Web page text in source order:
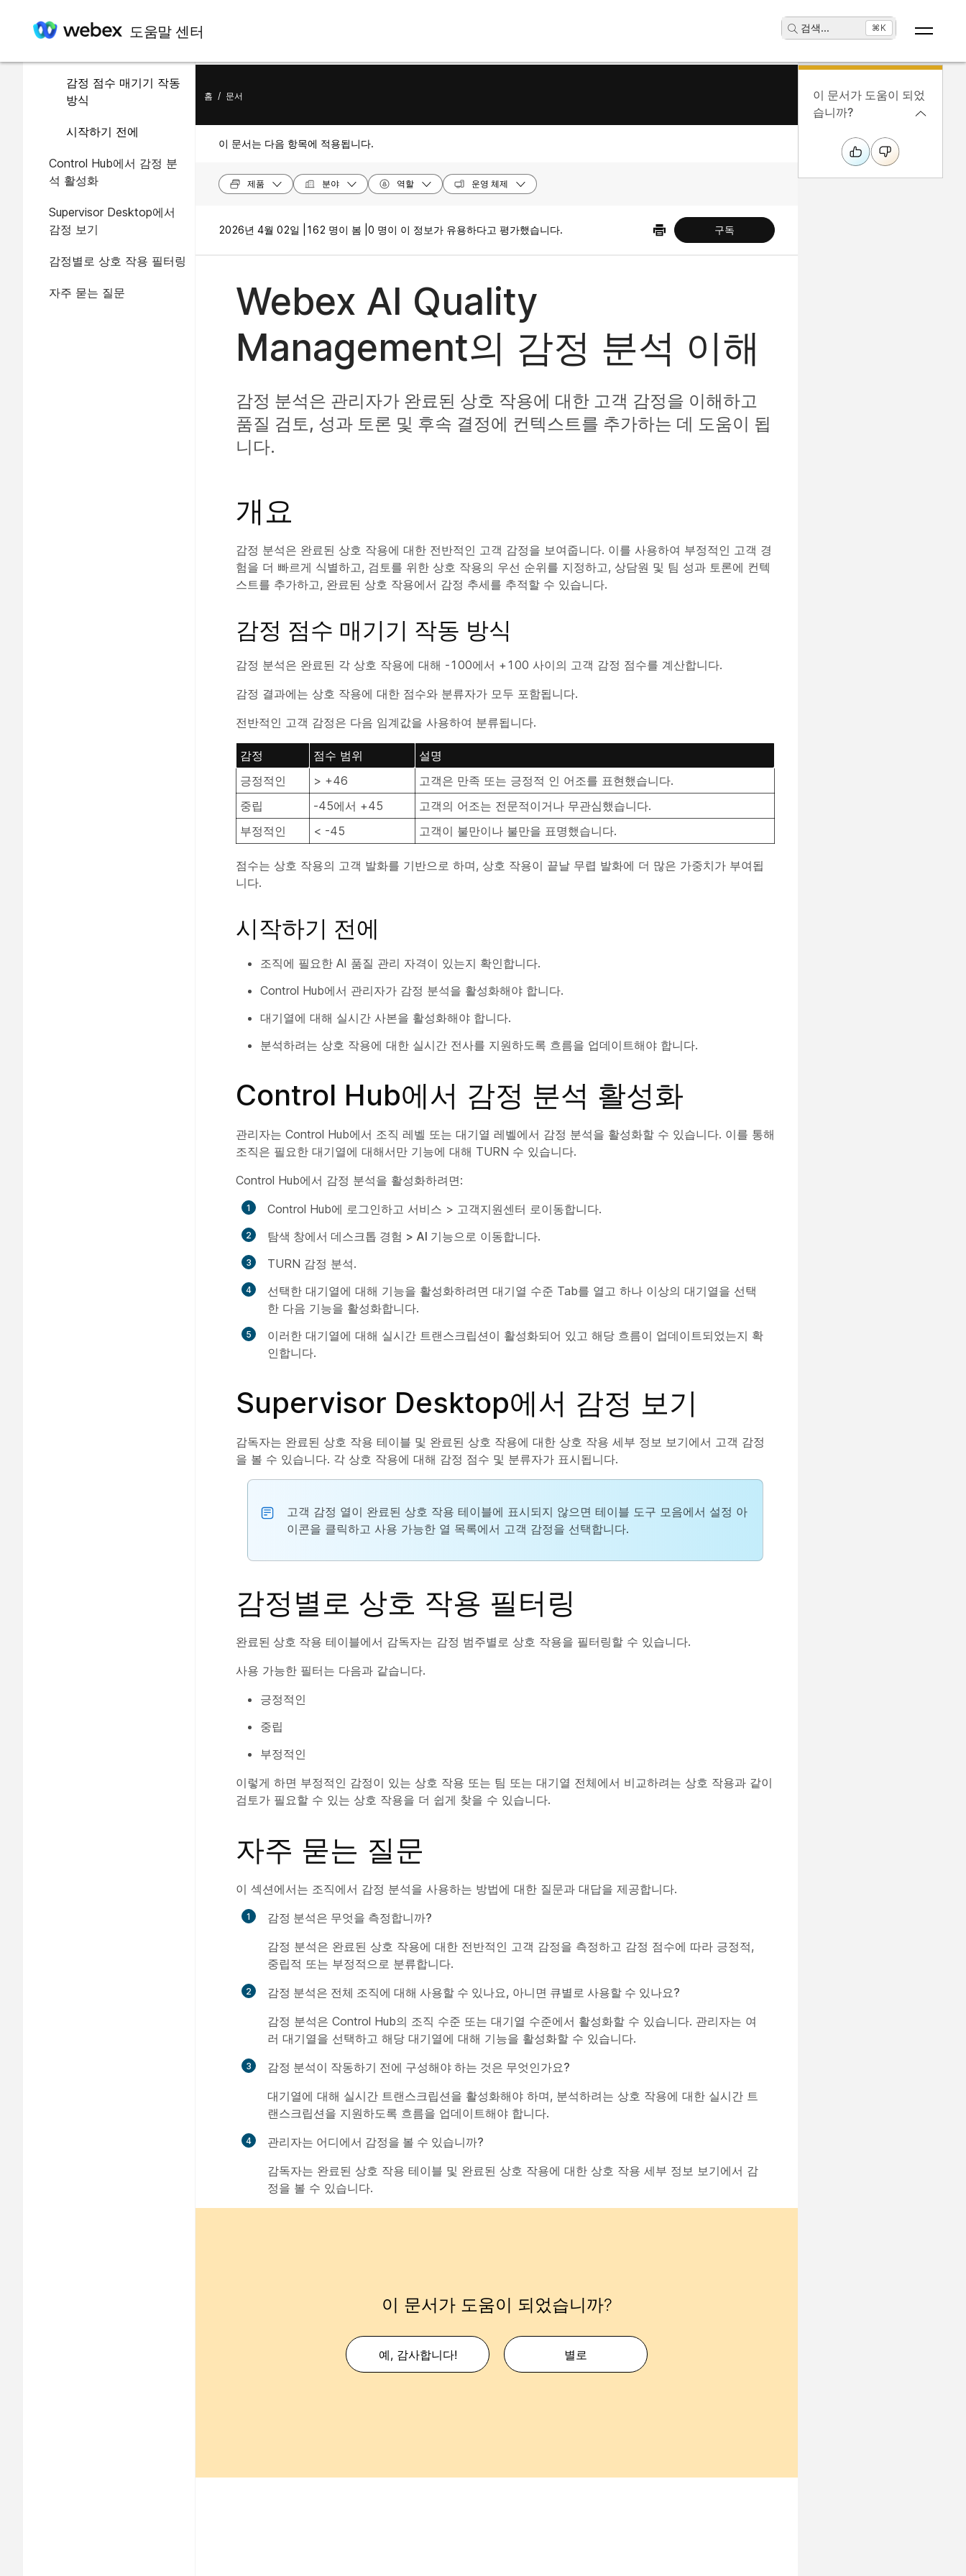
도움말 센터 검색... ⌘K
이 문서에서
감정 점수 매기기 작동
방식
시작하기 전에
Control Hub에서 감정 분
석 활성화
Supervisor Desktop에서
감정 보기
감정별로 상호 작용 필터링
자주 묻는 질문
홈 / 문서
이 문서는 다음 항목에 적용됩니다.
제품 분야 역할 운영 체제
2026년 4월 02일 | 162 명이 봄 | 0 명이 이 정보가 유용하다고 평가했습니다. 구독
Webex AI Quality
Management의 감정 분석 이해
감정 분석은 관리자가 완료된 상호 작용에 대한 고객 감정을 이해하고
품질 검토, 성과 토론 및 후속 결정에 컨텍스트를 추가하는 데 도움이 됩
니다.
개요
감정 분석은 완료된 상호 작용에 대한 전반적인 고객 감정을 보여줍니다. 이를 사용하여 부정적인 고객 경
험을 더 빠르게 식별하고, 검토를 위한 상호 작용의 우선 순위를 지정하고, 상담원 및 팀 성과 토론에 컨텍
스트를 추가하고, 완료된 상호 작용에서 감정 추세를 추적할 수 있습니다.
감정 점수 매기기 작동 방식
감정 분석은 완료된 각 상호 작용에 대해 -100에서 +100 사이의 고객 감정 점수를 계산합니다.
감정 결과에는 상호 작용에 대한 점수와 분류자가 모두 포함됩니다.
전반적인 고객 감정은 다음 임계값을 사용하여 분류됩니다.
감정 점수 범위
설명
긍정적인
> +46
고객은 만족 또는 긍정적 인 어조를 표현했습니다.
중립
-45에서 +45
고객의 어조는 전문적이거나 무관심했습니다.
부정적인
< -45 고객이 불만이나 불만을 표명했습니다.
점수는 상호 작용의 고객 발화를 기반으로 하며, 상호 작용이 끝날 무렵 발화에 더 많은 가중치가 부여됩
니다.
시작하기 전에
조직에 필요한 AI 품질 관리 자격이 있는지 확인합니다.
Control Hub에서 관리자가 감정 분석을 활성화해야 합니다.
대기열에 대해 실시간 사본을 활성화해야 합니다.
분석하려는 상호 작용에 대한 실시간 전사를 지원하도록 흐름을 업데이트해야 합니다.
Control Hub에서 감정 분석 활성화
관리자는 Control Hub에서 조직 레벨 또는 대기열 레벨에서 감정 분석을 활성화할 수 있습니다. 이를 통해
조직은 필요한 대기열에 대해서만 기능에 대해 TURN 수 있습니다.
Control Hub에서 감정 분석을 활성화하려면:
Control Hub에 로그인하고 서비스 > 고객지원센터 로이동합니다.
탐색 창에서 데스크톱 경험 > AI 기능으로 이동합니다.
TURN 감정 분석.
선택한 대기열에 대해 기능을 활성화하려면 대기열 수준 Tab를 열고 하나 이상의 대기열을 선택
한 다음 기능을 활성화합니다.
이러한 대기열에 대해 실시간 트랜스크립션이 활성화되어 있고 해당 흐름이 업데이트되었는지 확
인합니다.
Supervisor Desktop에서 감정 보기
감독자는 완료된 상호 작용 테이블 및 완료된 상호 작용에 대한 상호 작용 세부 정보 보기에서 고객 감정
을 볼 수 있습니다. 각 상호 작용에 대해 감정 점수 및 분류자가 표시됩니다.
고객 감정 열이 완료된 상호 작용 테이블에 표시되지 않으면 테이블 도구 모음에서 설정 아
이콘을 클릭하고 사용 가능한 열 목록에서 고객 감정을 선택합니다.
감정별로 상호 작용 필터링
완료된 상호 작용 테이블에서 감독자는 감정 범주별로 상호 작용을 필터링할 수 있습니다.
사용 가능한 필터는 다음과 같습니다.
긍정적인
중립
부정적인
이렇게 하면 부정적인 감정이 있는 상호 작용 또는 팀 또는 대기열 전체에서 비교하려는 상호 작용과 같이
검토가 필요할 수 있는 상호 작용을 더 쉽게 찾을 수 있습니다.
자주 묻는 질문
이 섹션에서는 조직에서 감정 분석을 사용하는 방법에 대한 질문과 대답을 제공합니다.
감정 분석은 무엇을 측정합니까?
감정 분석은 완료된 상호 작용에 대한 전반적인 고객 감정을 측정하고 감정 점수에 따라 긍정적,
중립적 또는 부정적으로 분류합니다.
감정 분석은 전체 조직에 대해 사용할 수 있나요, 아니면 큐별로 사용할 수 있나요?
감정 분석은 Control Hub의 조직 수준 또는 대기열 수준에서 활성화할 수 있습니다. 관리자는 여
러 대기열을 선택하고 해당 대기열에 대해 기능을 활성화할 수 있습니다.
감정 분석이 작동하기 전에 구성해야 하는 것은 무엇인가요?
대기열에 대해 실시간 트랜스크립션을 활성화해야 하며, 분석하려는 상호 작용에 대한 실시간 트
랜스크립션을 지원하도록 흐름을 업데이트해야 합니다.
관리자는 어디에서 감정을 볼 수 있습니까?
감독자는 완료된 상호 작용 테이블 및 완료된 상호 작용에 대한 상호 작용 세부 정보 보기에서 감
정을 볼 수 있습니다.
이 문서가 도움이 되었습니까?
예, 감사합니다! 별로
이 문서가 도움이 되었
습니까?